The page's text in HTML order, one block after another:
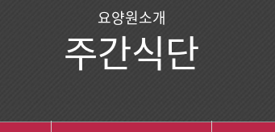
요양원소개
주간식단